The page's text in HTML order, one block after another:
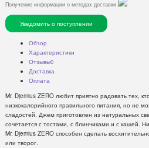
Получение информации о методах доставки
Уведомить о поступлении
Обзор
Характеристики
Отзывы0
Доставка
Оплата
Mr. Djemius ZERO любит приятно радовать тех,
низкокалорийного правильного питания, но не
сладостей. Джем приготовлен из натуральных
сочетается с тостами, с блинчиками и с кашей.
Mr. Djemius ZERO способен сделать
или творог.